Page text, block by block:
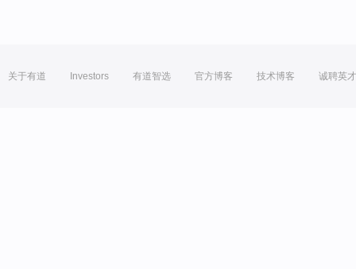
关于有道 Investors 有道智选 官方博客 技术博客 诚聘英才